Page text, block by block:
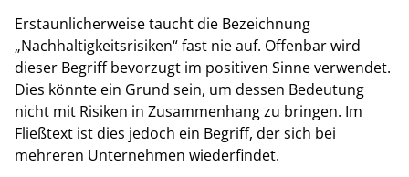
Erstaunlicherweise taucht die Bezeichnung
„Nachhaltigkeitsrisiken“ fast nie auf. Offenbar wird
dieser Begriff bevorzugt im positiven Sinne verwendet.
Dies könnte ein Grund sein, um dessen Bedeutung
nicht mit Risiken in Zusammenhang zu bringen. Im
Fließtext ist dies jedoch ein Begriff, der sich bei
mehreren Unternehmen wiederfindet.